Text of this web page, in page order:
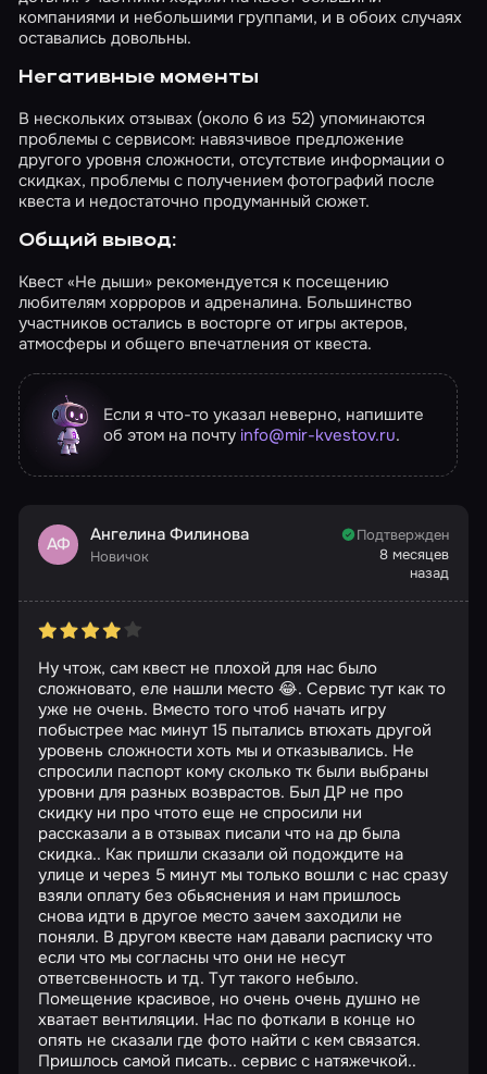
компаниями и небольшими группами, и в обоих случаях
оставались довольны.
Негативные моменты
В нескольких отзывах (около 6 из 52) упоминаются
проблемы с сервисом: навязчивое предложение
другого уровня сложности, отсутствие информации о
скидках, проблемы с получением фотографий после
квеста и недостаточно продуманный сюжет.
Общий вывод:
Квест «Не дыши» рекомендуется к посещению
любителям хорроров и адреналина. Большинство
участников остались в восторге от игры актеров,
атмосферы и общего впечатления от квеста.
Если я что-то указал неверно, напишите
об этом на почту info@mir-kvestov.ru.
АФ Ангелина Филинова
Новичок
Подтвержден
8 месяцев
назад
Ну чтож, сам квест не плохой для нас было
сложновато, еле нашли место 😂. Сервис тут как то
уже не очень. Вместо того чтоб начать игру
побыстрее мас минут 15 пытались втюхать другой
уровень сложности хоть мы и отказывались. Не
спросили паспорт кому сколько тк были выбраны
уровни для разных возврастов. Был ДР не про
скидку ни про чтото еще не спросили ни
рассказали а в отзывах писали что на др была
скидка.. Как пришли сказали ой подождите на
улице и через 5 минут мы только вошли с нас сразу
взяли оплату без обьяснения и нам пришлось
снова идти в другое место зачем заходили не
поняли. В другом квесте нам давали расписку что
если что мы согласны что они не несут
ответсвенность и тд. Тут такого небыло.
Помещение красивое, но очень очень душно не
хватает вентиляции. Нас по фоткали в конце но
опять не сказали где фото найти с кем связатся.
Пришлось самой писать.. сервис с натяжечкой..